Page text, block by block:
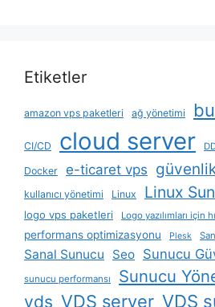
Etiketler
amazon vps paketleri ağ yönetimi
CI/CD cloud server
Docker e-ticaret vps
kullanıcı yönetimi Linux Linux
logo vps paketleri Logo yazılımları için
performans optimizasyonu Plesk
Sanal Sunucu Seo Sunucu
sunucu performansı Sunucu
vds VDS server VDS